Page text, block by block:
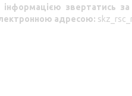
звертатись
адресою: